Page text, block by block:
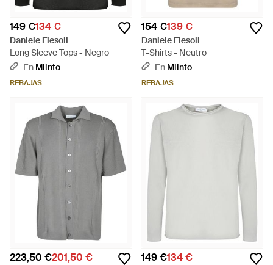
149 €134 €
Daniele Fiesoli
Long Sleeve Tops - Negro
En Miinto
REBAJAS
154 €139 €
Daniele Fiesoli
T-Shirts - Neutro
En Miinto
REBAJAS
223,50 €201,50 € 149 €134 €